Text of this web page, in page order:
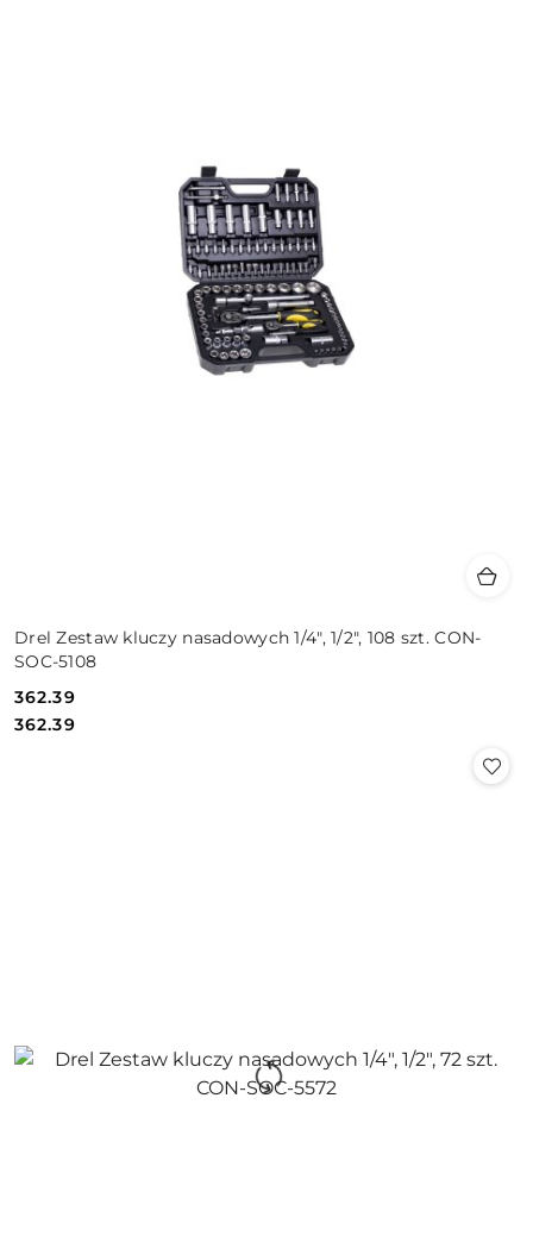
Drel Zestaw kluczy nasadowych 1/4", 1/2", 108 szt. CON-
SOC-5108
Cena:
362.39
Cena:
362.39